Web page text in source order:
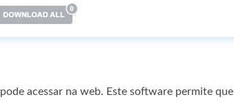
acessar na web. Este software permite